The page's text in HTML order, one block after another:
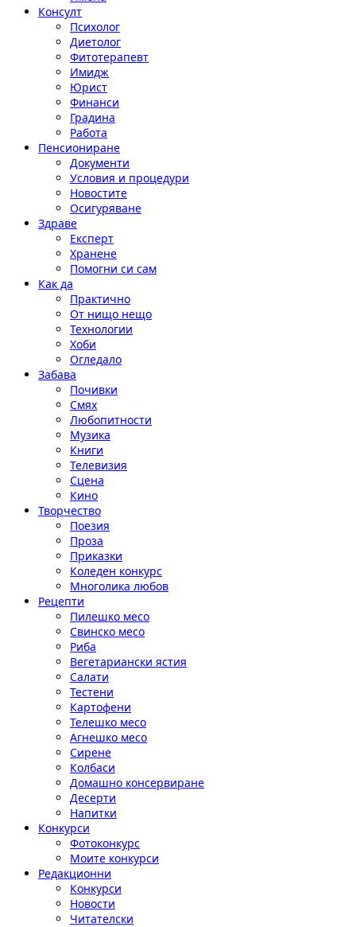
Консулт
Психолог
Диетолог
Фитотерапевт
Имидж
Юрист
Финанси
Градина
Работа
Пенсиониране
Документи
Условия и процедури
Новостите
Осигуряване
Здраве
Експерт
Хранене
Помогни си сам
Как да
Практично
От нищо нещо
Технологии
Хоби
Огледало
Забава
Почивки
Смях
Любопитности
Музика
Книги
Телевизия
Сцена
Кино
Творчество
Поезия
Проза
Приказки
Коледен конкурс
Многолика любов
Рецепти
Пилешко месо
Свинско месо
Риба
Вегетариански ястия
Салати
Тестени
Картофени
Телешко месо
Агнешко месо
Сирене
Колбаси
Домашно консервиране
Десерти
Напитки
Конкурси
Фотоконкурс
Моите конкурси
Редакционни
Конкурси
Новости
Читателски